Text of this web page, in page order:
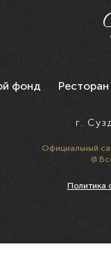
фонд Ресторан
г.
Официальный
@
Политика